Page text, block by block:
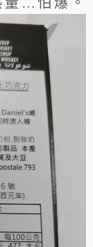
量…怕爆。